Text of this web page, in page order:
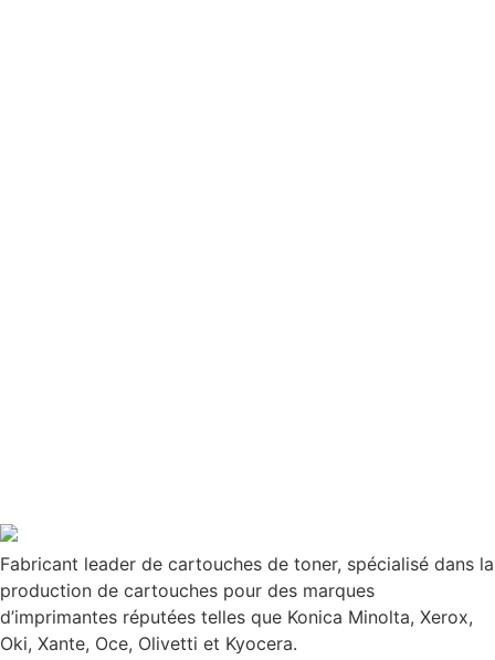
Fabricant leader de cartouches de toner, spécialisé dans la
production de cartouches pour des marques
d’imprimantes réputées telles que Konica Minolta, Xerox,
Oki, Xante, Oce, Olivetti et Kyocera.